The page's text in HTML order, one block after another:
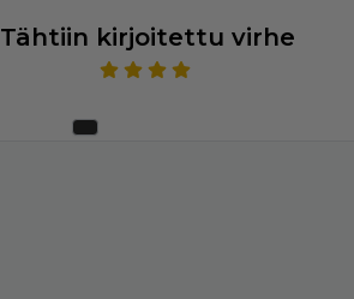
Tähtiin kirjoitettu virhe